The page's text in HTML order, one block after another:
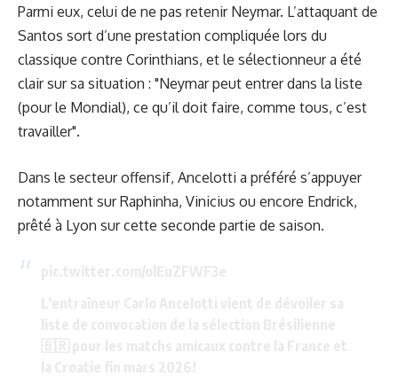
Parmi eux, celui de ne pas retenir Neymar. L’attaquant de
Santos sort d’une prestation compliquée lors du
classique contre Corinthians, et le sélectionneur a été
clair sur sa situation : "Neymar peut entrer dans la liste
(pour le Mondial), ce qu’il doit faire, comme tous, c’est
travailler".
Dans le secteur offensif, Ancelotti a préféré s’appuyer
notamment sur Raphinha, Vinicius ou encore Endrick,
prêté à Lyon sur cette seconde partie de saison.